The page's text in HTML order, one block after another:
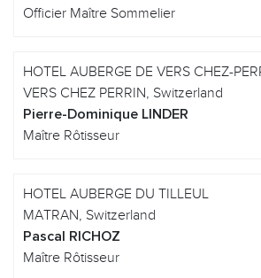
Officier Maître Sommelier
HOTEL AUBERGE DE VERS CHEZ-
VERS CHEZ PERRIN, Switzerland
Pierre-Dominique LINDER
Maître Rôtisseur
HOTEL AUBERGE DU TILLEUL
MATRAN, Switzerland
Pascal RICHOZ
Maître Rôtisseur